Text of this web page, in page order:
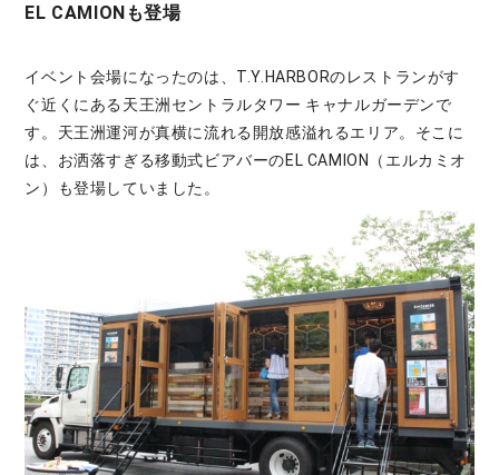
EL CAMIONも登場
イベント会場になったのは、T.Y.HARBORのレストランがす
ぐ近くにある天王洲セントラルタワー キャナルガーデンで
す。天王洲運河が真横に流れる開放感溢れるエリア。そこに
は、お洒落すぎる移動式ビアバーのEL CAMION（エルカミオ
ン）も登場していました。